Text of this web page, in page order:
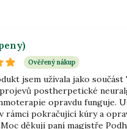
Ověřený nákup
jsem užívala jako součást
postherpetické
opravdu funguje.
rámci pokračující kúry a
děkuji paní magistře